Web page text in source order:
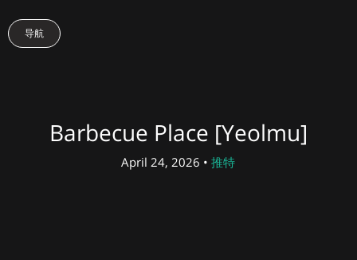
导航
Barbecue Place [Yeolmu]
April 24, 2026 • 推特